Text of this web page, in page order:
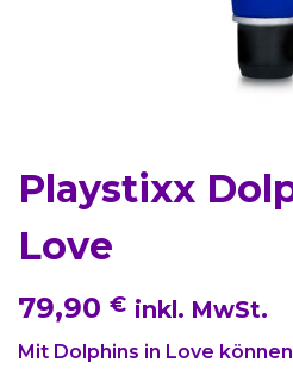
Playstixx
Love
79,90 € inkl. MwSt.
Mit Dolphins in Love